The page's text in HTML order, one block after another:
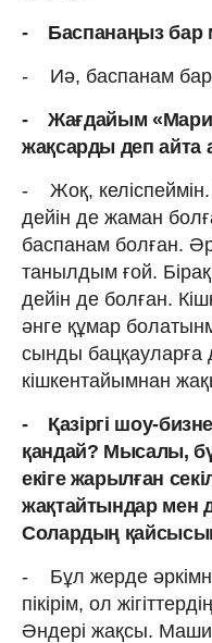
- Баспанаңыз бар
- Иә, баспанам
- Жағдайым «Мария
жақсарды деп айта
- Жоқ,
дейін де жаман
баспанам болған.
танылдым ғой.
дейін де болған.
әнге құмар
сынды бацқауларға
кішкентайымнан
- Қазіргі шоу-
қандай? Мысалы,
екіге жарылған
жақтайтындар мен
Солардың
- Бұл жерде
пікірім, ол
Әндері жақсы.